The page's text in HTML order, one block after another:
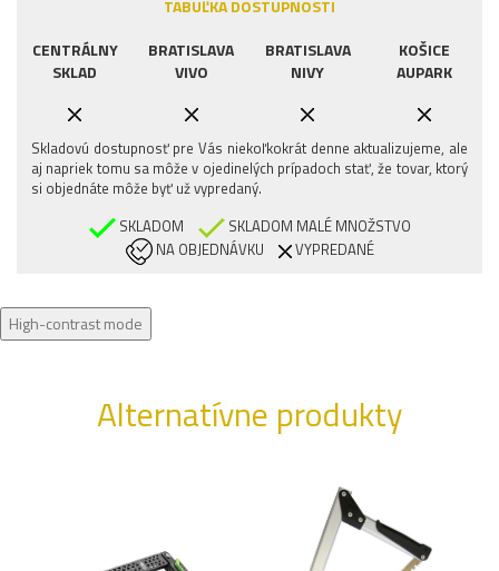
TABUĽKA DOSTUPNOSTI
CENTRÁLNY
SKLAD
BRATISLAVA
VIVO
BRATISLAVA
NIVY
KOŠICE
AUPARK
Skladovú dostupnosť pre Vás niekoľkokrát denne aktualizujeme, ale
aj napriek tomu sa môže v ojedinelých prípadoch stať, že tovar, ktorý
si objednáte môže byť už vypredaný.
SKLADOM
SKLADOM MALÉ MNOŽSTVO
NA OBJEDNÁVKU
VYPREDANÉ
High-contrast mode
Alternatívne produkty